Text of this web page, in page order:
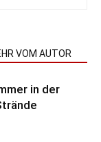
VOM AUTOR
in der